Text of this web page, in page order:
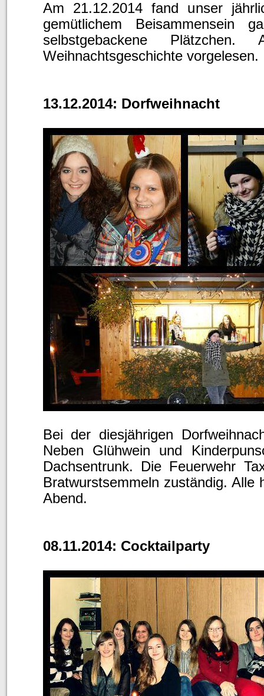
Am 21.12.2014 fand unser
gemütlichem
selbstgebackene
Weihnachtsgeschichte vorgelesen.
13.12.2014: Dorfweihnacht
Bei der diesjährigen
Neben Glühwein und
Dachsentrunk. Die Feuerwehr
Bratwurstsemmeln zuständig.
Abend.
08.11.2014: Cocktailparty